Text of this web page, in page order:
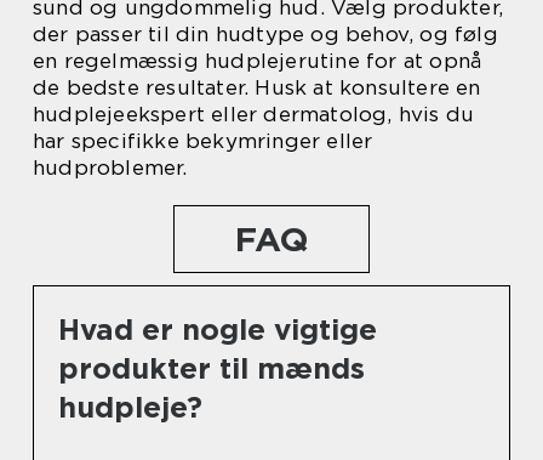
sund og ungdommelig hud. Vælg produkter,
der passer til din hudtype og behov, og følg
en regelmæssig hudplejerutine for at opnå
de bedste resultater. Husk at konsultere en
hudplejeekspert eller dermatolog, hvis du
har specifikke bekymringer eller
hudproblemer.
FAQ
Hvad er nogle vigtige
produkter til mænds
hudpleje?